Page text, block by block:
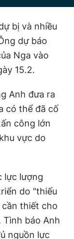
Chính sách bảo
24.3.2020
Niên. Cấm sao
thuận bằng văn
bị và nhiều
dự báo
Nga vào
15.2.
Anh đưa ra
có thể đã cố
công lớn
vực do
lực lượng
do "thiếu
thiết cho
báo Anh
nguồn lực